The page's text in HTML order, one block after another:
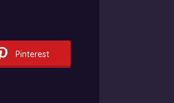
Pinterest